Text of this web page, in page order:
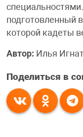
подготовленный
которой кадеты
Автор: Илья
Поделиться в